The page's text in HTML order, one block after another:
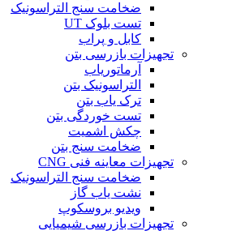
ضخامت سنج التراسونیک
تست بلوک UT
کابل و پراب
تجهیزات بازرسی بتن
آرماتوریاب
التراسونیک بتن
ترک یاب بتن
تست خوردگی بتن
چکش اشمیت
ضخامت سنج بتن
تجهیزات معاینه فنی CNG
ضخامت سنج التراسونیک
نشت یاب گاز
ویدیو بروسکوپ
تجهیزات بازرسی شیمیایی